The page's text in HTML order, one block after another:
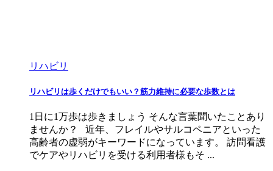
リハビリ
リハビリは歩くだけでもいい？筋力維持に必要な歩数とは
1日に1万歩は歩きましょう そんな言葉聞いたことあり
ませんか？ 近年、フレイルやサルコペニアといった
高齢者の虚弱がキーワードになっています。 訪問看護
でケアやリハビリを受ける利用者様もそ ...